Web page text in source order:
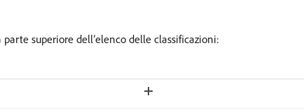
superiore dell’elenco delle classificazioni: